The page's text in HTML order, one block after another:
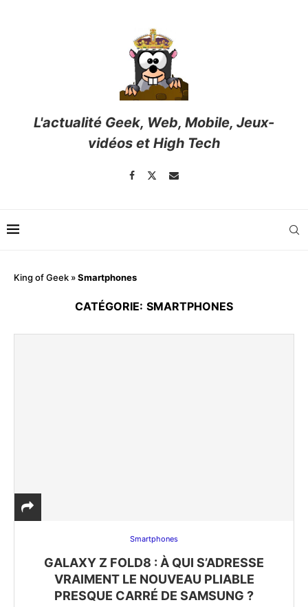
L'actualité Geek, Web, Mobile, Jeux-
vidéos et High Tech
King of Geek »Smartphones
CATÉGORIE: SMARTPHONES
Smartphones
GALAXY Z FOLD8 : À QUI S’ADRESSE
VRAIMENT LE NOUVEAU PLIABLE
PRESQUE CARRÉ DE SAMSUNG ?